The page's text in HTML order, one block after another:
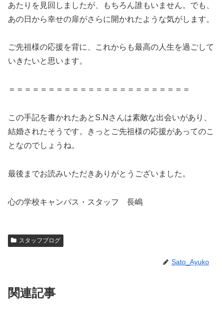
あたりを見回しましたが、もちろん誰もいません。でも、
あの日から幸せの扉がさらに開かれたような気がします。
ご先祖様の応援を背に、これからも最高の人生を過ごして
いきたいと思います。
＝＝＝＝＝＝＝＝＝＝＝＝＝＝＝＝＝＝＝＝＝＝＝
この手記を書かれたあとS.Nさんは素敵な出会いがあり、
結婚されたそうです。きっとご先祖様の応援があってのこ
となのでしょうね。
最後までお読みいただきありがとうございました。
心の学校キャンパス・スタッフ 長嶋
スタッフブログ
Sato_Ayuko
関連記事